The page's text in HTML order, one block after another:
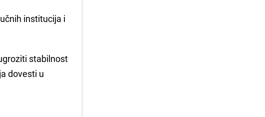
institucija i
stabilnost
dovesti u